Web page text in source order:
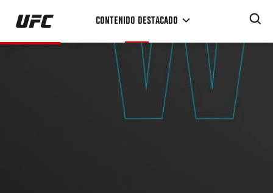
Pasar
contenido
CONTENIDO DESTACADO